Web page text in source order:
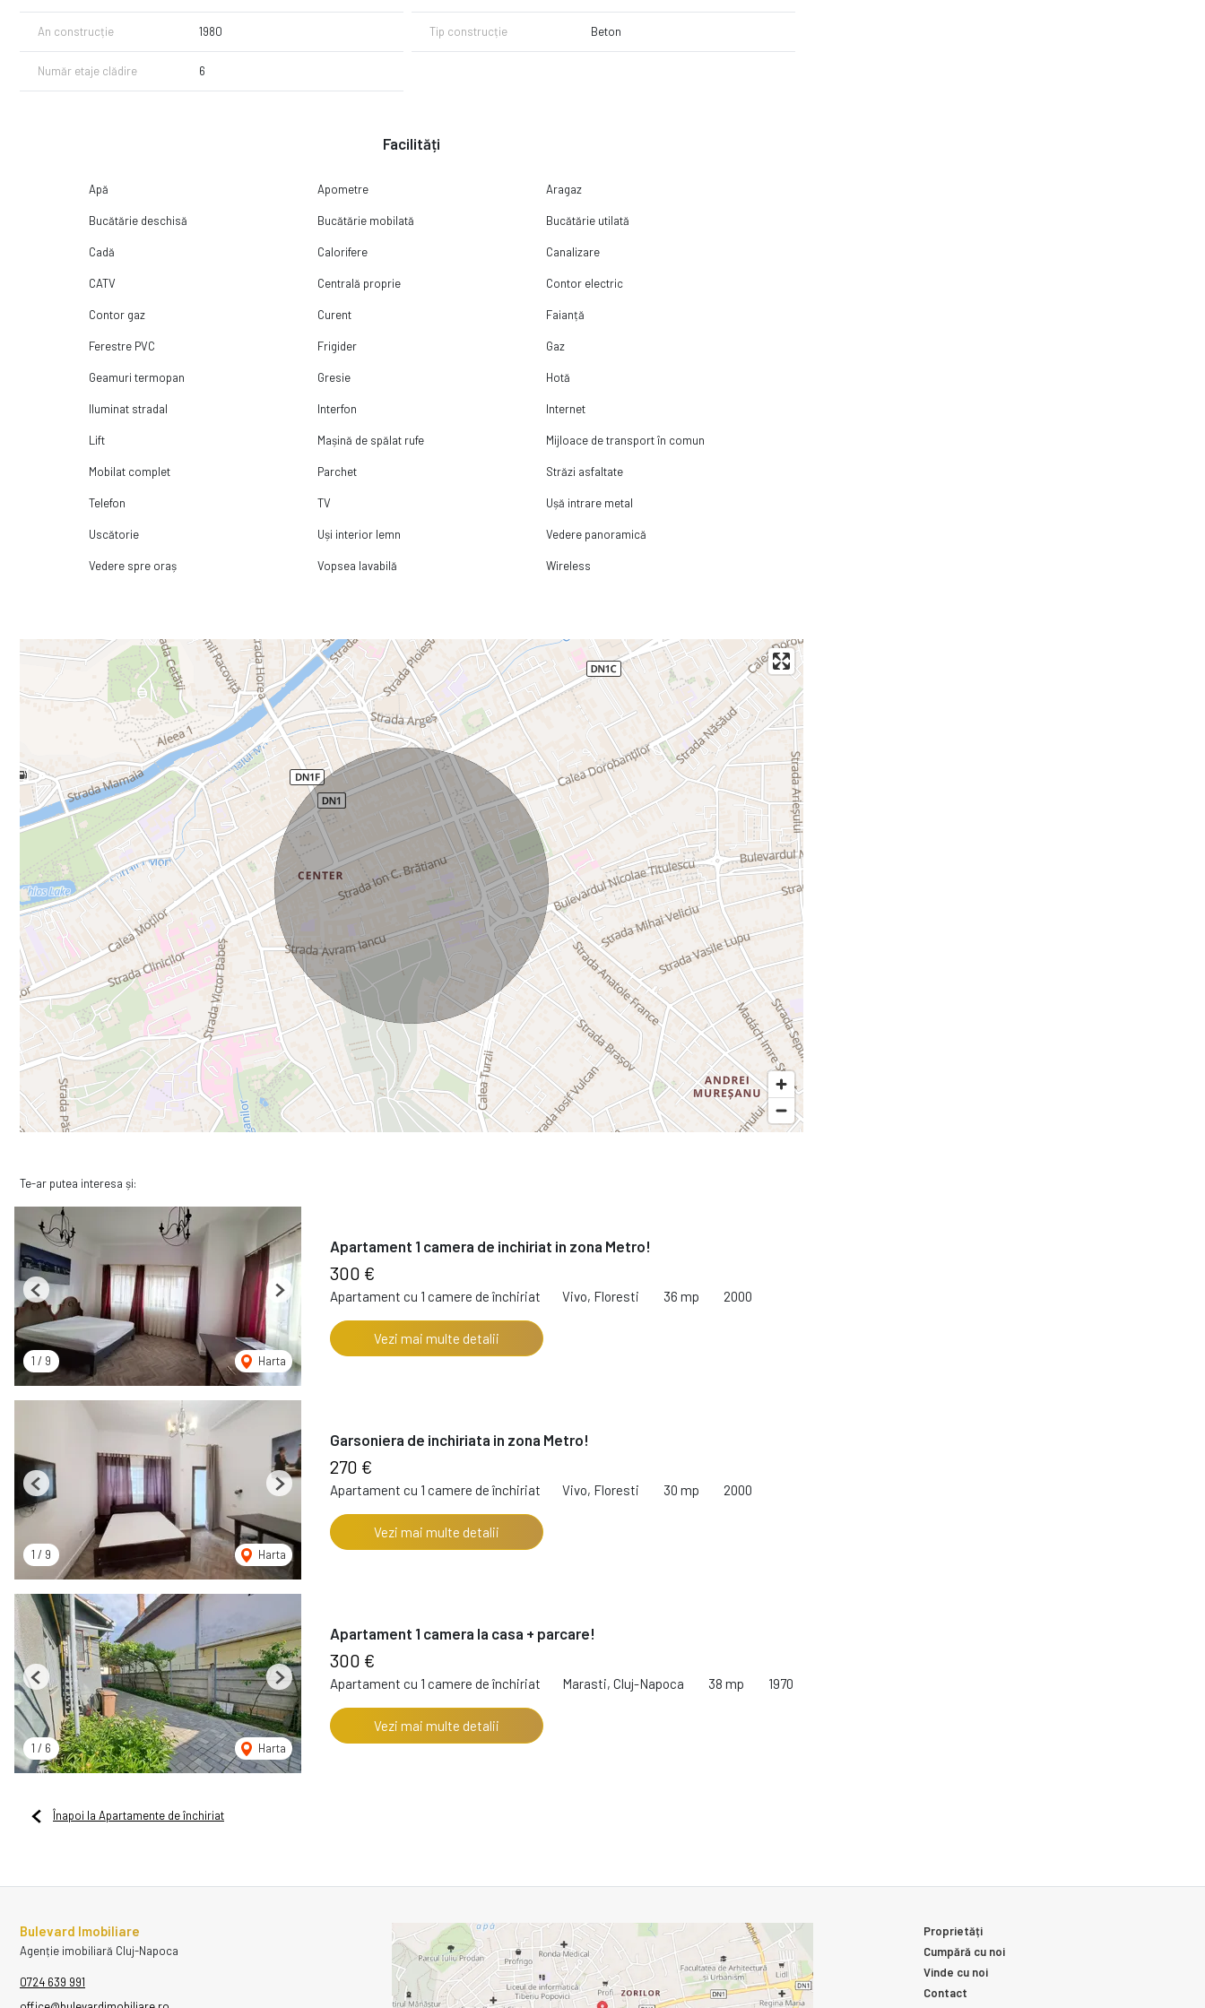
An construcție 1980 Tip construcție Beton
Număr etaje clădire 6
Facilități
Apă Apometre Aragaz
Bucătărie deschisă Bucătărie mobilată Bucătărie utilată
Cadă Calorifere Canalizare
CATV Centrală proprie Contor electric
Contor gaz Curent Faianță
Ferestre PVC Frigider Gaz
Geamuri termopan Gresie Hotă
Iluminat stradal Interfon Internet
Lift Mașină de spălat rufe Mijloace de transport în comun
Mobilat complet Parchet Străzi asfaltate
Telefon TV Ușă intrare metal
Uscătorie Uși interior lemn Vedere panoramică
Vedere spre oraș Vopsea lavabilă Wireless
Te-ar putea interesa și:
1 / 9 Harta
Previous Next
Apartament 1 camera de inchiriat in zona Metro!
300 €
Apartament cu 1 camere de închiriat Vivo, Floresti 36 mp 2000
Vezi mai multe detalii
1 / 9 Harta
Previous Next
Garsoniera de inchiriata in zona Metro!
270 €
Apartament cu 1 camere de închiriat Vivo, Floresti 30 mp 2000
Vezi mai multe detalii
1 / 6 Harta
Previous Next
Apartament 1 camera la casa + parcare!
300 €
Apartament cu 1 camere de închiriat Marasti, Cluj-Napoca 38 mp 1970
Vezi mai multe detalii
Înapoi la Apartamente de închiriat
Bulevard Imobiliare
Agenție imobiliară Cluj-Napoca
0724 639 991
Proprietăți
Cumpără cu noi
Vinde cu noi
Contact